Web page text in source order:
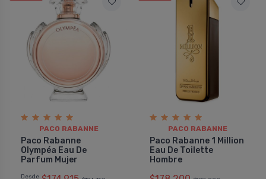
PACO RABANNE
Paco Rabanne
Olympéa Eau De
Parfum Mujer
Desde
PACO RABANNE
Paco Rabanne 1 Million
Eau De Toilette
Hombre